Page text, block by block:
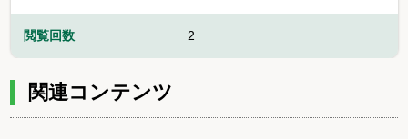
閲覧回数 2
関連コンテンツ